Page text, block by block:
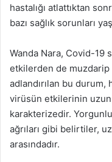
hastalığı atlattıktan
bazı sağlık sorunları
Wanda Nara, Covid-19
etkilerden de
adlandırılan bu durum,
virüsün etkilerinin
karakterizedir.
ağrıları gibi belirtiler,
arasındadır.